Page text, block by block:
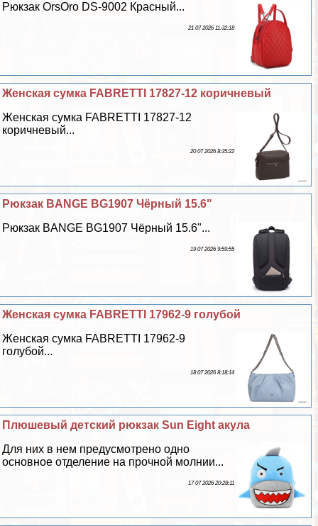
Рюкзак OrsOro DS-9002 Красный...
21 07 2026 11:32:18
Женская сумка FABRETTI 17827-12 коричневый
Женская сумка FABRETTI 17827-12
коричневый...
20 07 2026 8:35:22
Рюкзак BANGE BG1907 Чёрный 15.6"
Рюкзак BANGE BG1907 Чёрный 15.6"...
19 07 2026 9:59:55
Женская сумка FABRETTI 17962-9 гoлyбой
Женская сумка FABRETTI 17962-9
гoлyбой...
18 07 2026 8:18:14
Плюшевый детский рюкзак Sun Eight акула
Для них в нем предусмотрено одно
основное отделение на прочной молнии...
17 07 2026 20:28:11